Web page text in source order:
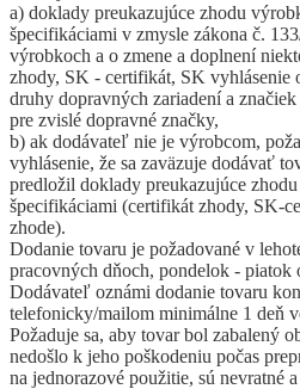
a) doklady preukazujúce zhodu
špecifikáciami v zmysle zákona č.
výrobkoch a o zmene a doplnení
zhody, SK - certifikát, SK vyhlásenie
druhy dopravných zariadení a
pre zvislé dopravné značky,
b) ak dodávateľ nie je výrobcom,
vyhlásenie, že sa zaväzuje dodávať
predložil doklady preukazujúce
špecifikáciami (certifikát zhody, SK-
zhode).
Dodanie tovaru je požadované v
pracovných dňoch, pondelok - piatok
Dodávateľ oznámi dodanie tovaru
telefonicky/mailom minimálne 1 deň
Požaduje sa, aby tovar bol zabalený
nedošlo k jeho poškodeniu počas
na jednorazové použitie, sú nevratné